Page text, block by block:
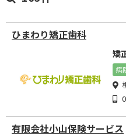
ひまわり矯正歯科
矯
病
有限会社小山保険サービス